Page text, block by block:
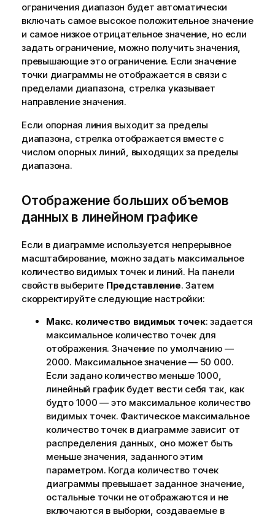
ограничения диапазон будет автоматически
включать самое высокое положительное значение
и самое низкое отрицательное значение, но если
задать ограничение, можно получить значения,
превышающие это ограничение. Если значение
точки диаграммы не отображается в связи с
пределами диапазона, стрелка указывает
направление значения.
Если опорная линия выходит за пределы
диапазона, стрелка отображается вместе с
числом опорных линий, выходящих за пределы
диапазона.
Отображение больших объемов
данных в линейном графике
Если в диаграмме используется непрерывное
масштабирование, можно задать максимальное
количество видимых точек и линий. На панели
свойств выберите Представление. Затем
скорректируйте следующие настройки:
Макс. количество видимых точек: задается
максимальное количество точек для
отображения. Значение по умолчанию —
2000. Максимальное значение — 50 000.
Если задано количество меньше 1000,
линейный график будет вести себя так, как
будто 1000 — это максимальное количество
видимых точек. Фактическое максимальное
количество точек в диаграмме зависит от
распределения данных, оно может быть
меньше значения, заданного этим
параметром. Когда количество точек
диаграммы превышает заданное значение,
остальные точки не отображаются и не
включаются в выборки, создаваемые в